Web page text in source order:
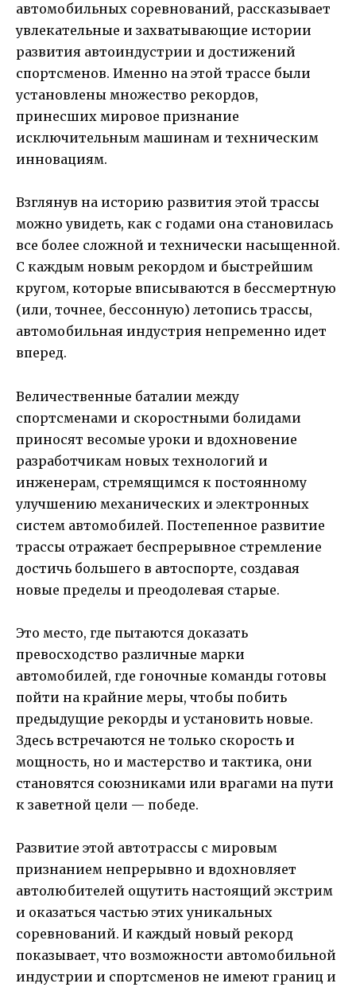
автомобильных соревнований, рассказывает
увлекательные и захватывающие истории
развития автоиндустрии и достижений
спортсменов. Именно на этой трассе были
установлены множество рекордов,
принесших мировое признание
исключительным машинам и техническим
инновациям.
Взглянув на историю развития этой трассы
можно увидеть, как с годами она становилась
все более сложной и технически насыщенной.
С каждым новым рекордом и быстрейшим
кругом, которые вписываются в бессмертную
(или, точнее, бессонную) летопись трассы,
автомобильная индустрия непременно идет
вперед.
Величественные баталии между
спортсменами и скоростными болидами
приносят весомые уроки и вдохновение
разработчикам новых технологий и
инженерам, стремящимся к постоянному
улучшению механических и электронных
систем автомобилей. Постепенное развитие
трассы отражает беспрерывное стремление
достичь большего в автоспорте, создавая
новые пределы и преодолевая старые.
Это место, где пытаются доказать
превосходство различные марки
автомобилей, где гоночные команды готовы
пойти на крайние меры, чтобы побить
предыдущие рекорды и установить новые.
Здесь встречаются не только скорость и
мощность, но и мастерство и тактика, они
становятся союзниками или врагами на пути
к заветной цели — победе.
Развитие этой автотрассы с мировым
признанием непрерывно и вдохновляет
автолюбителей ощутить настоящий экстрим
и оказаться частью этих уникальных
соревнований. И каждый новый рекорд
показывает, что возможности автомобильной
индустрии и спортсменов не имеют границ и